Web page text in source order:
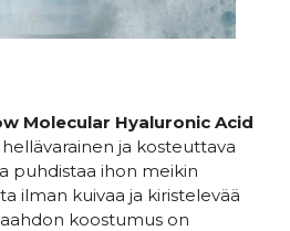
Molecular Hyaluronic Acid
ja kosteuttava
puhdistaa ihon meikin
ilman kuivaa ja kiristelevää
koostumus on